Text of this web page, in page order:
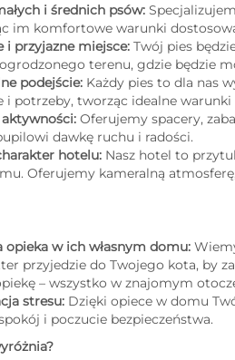
i średnich psów:
im komfortowe warunki
i przyjazne miejsce: Twój pies
terenu, gdzie będzie
podejście: Każdy pies to dla nas
i potrzeby, tworząc idealne
Oferujemy spacery,
dawkę ruchu i radości.
hotelu: Nasz hotel to
Oferujemy kameralną
opieka w ich własnym domu:
przyjedzie do Twojego kota, by
– wszystko w znajomym
stresu: Dzięki opiece w domu
i poczucie bezpieczeństwa.